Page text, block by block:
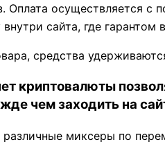
Оплата осуществляется
сайта, где
средства
криптовалюты
чем заходить на
различные миксеры по